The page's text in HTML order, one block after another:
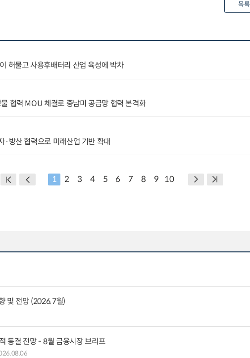
목
허물고 사용후배터리 산업 육성에 박차
협력 MOU 체결로 중남미 공급망 협력 본격화
·방산 협력으로 미래산업 기반 확대
1 2 3 4 5 6 7 8 9 10
및 전망 (2026.7월)
동결 전망 - 8월 금융시장 브리프